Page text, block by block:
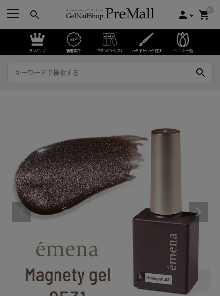
search person 0
shopping_cart
ランキング 新着商品 ブランドから探す カテゴリーから探す イベント一覧
search